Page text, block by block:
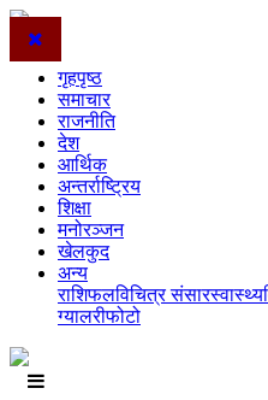
गृहपृष्ठ
समाचार
राजनीति
देश
आर्थिक
अन्तर्राष्ट्रिय
शिक्षा
मनोरञ्जन
खेलकुद
अन्य
राशिफलविचित्र संसारस्वास्थ्य
ग्यालरीफोटो